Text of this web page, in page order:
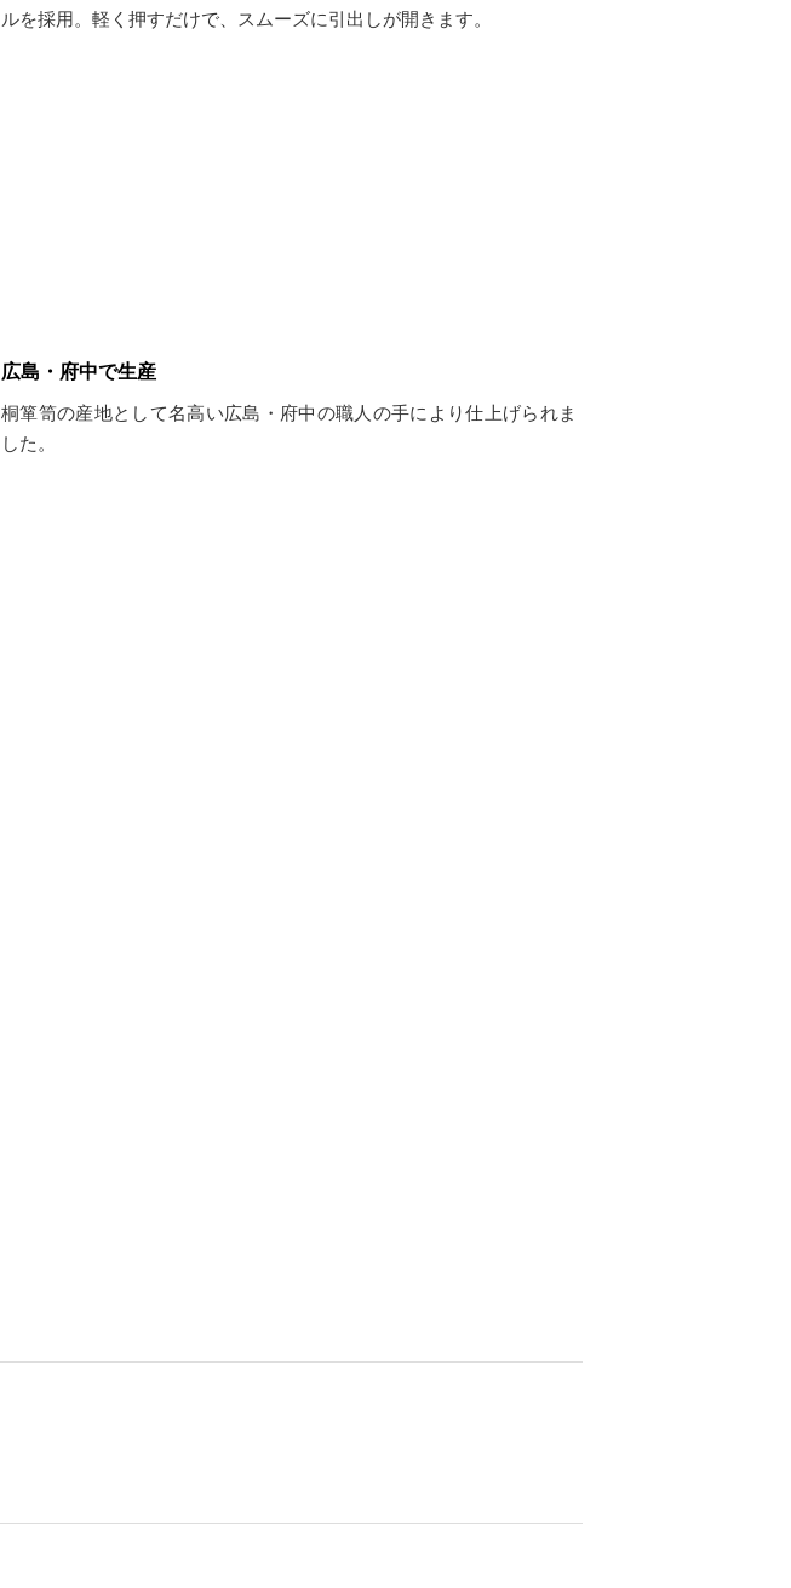
ルを採用。軽く押すだけで、スムーズに引出しが開きます。
広島・府中で生産
桐箪笥の産地として名高い広島・府中の職人の手により仕上げられま
した。